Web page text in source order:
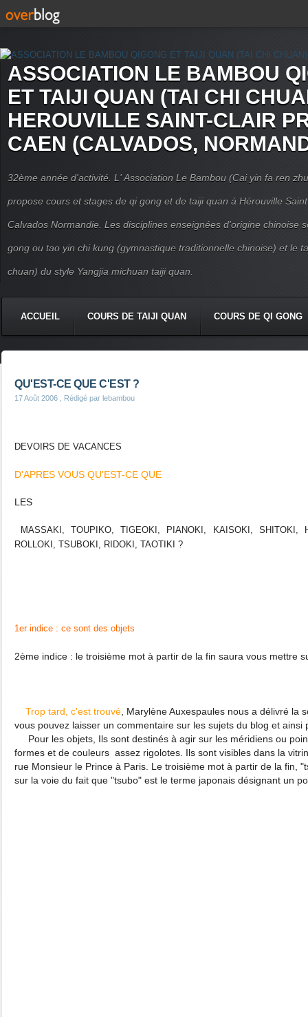
ASSOCIATION LE BAMBOU
ET TAIJI QUAN (TAI CHI
HEROUVILLE SAINT-CLAIR
CAEN (CALVADOS,
32ème année d'activité. L' Association Le Bambou (Cai yin fa ren
propose cours et stages de qi gong et de taiji quan à Hérouville
Calvados Normandie. Les disciplines enseignées d'origine chinoise
gong ou tao yin chi kung (gymnastique traditionnelle chinoise) et le
chuan) du style Yangjia michuan taiji quan.
ACCUEIL COURS DE TAIJI QUAN COURS DE QI GONG
QU'EST-CE QUE C'EST ?
17 Août 2006 , Rédigé par lebambou
DEVOIRS DE VACANCES
D'APRES VOUS QU'EST-CE QUE
LES
MASSAKI, TOUPIKO, TIGEOKI, PIANOKI, KAISOKI, SHITOKI,
ROLLOKI, TSUBOKI, RIDOKI, TAOTIKI ?
1er indice : ce sont des objets
2ème indice : le troisième mot à partir de la fin saura vous mettre
Trop tard, c'est trouvé , Marylène Auxespaules nous a délivré la
vous pouvez laisser un commentaire sur les sujets du blog et ainsi
Pour les objets, Ils sont destinés à agir sur les méridiens ou
formes et de couleurs assez rigolotes. Ils sont visibles dans la
rue Monsieur le Prince à Paris. Le troisième mot à partir de la fin,
sur la voie du fait que "tsubo" est le terme japonais désignant un